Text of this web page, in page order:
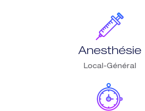
Anesthésie
Local-Général